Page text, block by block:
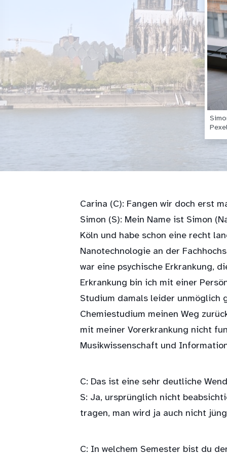
Carina (C): Fangen wir doch erst
Simon (S): Mein Name ist Simon
Köln und habe schon eine recht
Nanotechnologie an der
war eine psychische Erkrankung,
Erkrankung bin ich mit einer
Studium damals leider unmöglich
Chemiestudium meinen Weg
mit meiner Vorerkrankung nicht
Musikwissenschaft und
C: Das ist eine sehr deutliche
S: Ja, ursprünglich nicht
tragen, man wird ja auch nicht
C: In welchem Semester bist du